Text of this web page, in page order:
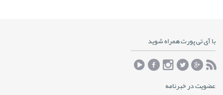
با آی تی پورت همراه شوید
عضویت در خبرنامه